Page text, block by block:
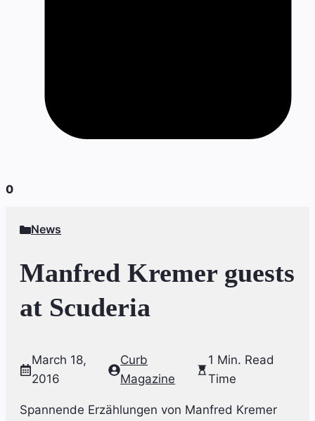
0
News
Manfred Kremer guests
at Scuderia
March 18,
2016
Curb
Magazine
1 Min. Read
Time
Spannende Erzählungen von Manfred Kremer